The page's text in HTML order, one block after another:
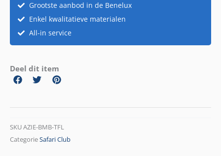
Grootste aanbod in de Benelux
Enkel kwalitatieve materialen
All-in service
Deel dit item
SKUAZIE-BMB-TFL
CategorieSafari Club